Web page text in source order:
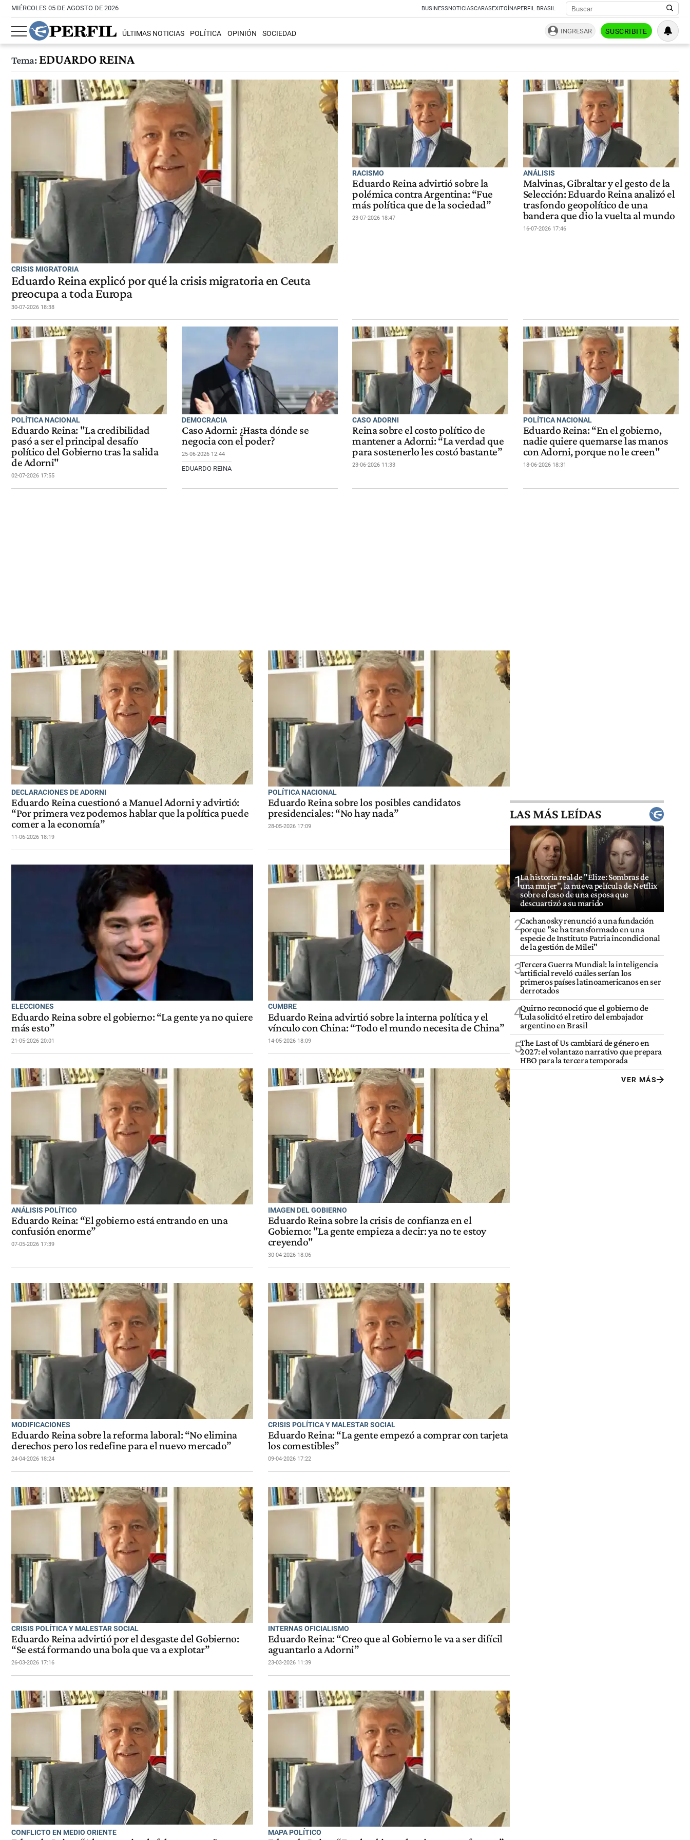
MIÉRCOLES 05 DE AGOSTO DE 2026 BUSINESSNOTICIASCARASEXITOÍNAPERFIL BRASIL
ÚLTIMAS NOTICIAS POLÍTICA OPINIÓN SOCIEDAD INGRESAR SUSCRIBITE
Tema:EDUARDO REINA
CRISIS MIGRATORIA
Eduardo Reina explicó por qué la crisis migratoria en Ceuta
preocupa a toda Europa
30-07-2026 18:38
RACISMO
Eduardo Reina advirtió sobre la
polémica contra Argentina: “Fue
más política que de la sociedad”
23-07-2026 18:47
ANÁLISIS
Malvinas, Gibraltar y el gesto de la
Selección: Eduardo Reina analizó el
trasfondo geopolítico de una
bandera que dio la vuelta al mundo
16-07-2026 17:46
POLÍTICA NACIONAL
Eduardo Reina: "La credibilidad
pasó a ser el principal desafío
político del Gobierno tras la salida
de Adorni"
02-07-2026 17:55
DEMOCRACIA
Caso Adorni: ¿Hasta dónde se
negocia con el poder?
25-06-2026 12:44
EDUARDO REINA
CASO ADORNI
Reina sobre el costo político de
mantener a Adorni: “La verdad que
para sostenerlo les costó bastante”
23-06-2026 11:33
POLÍTICA NACIONAL
Eduardo Reina: “En el gobierno,
nadie quiere quemarse las manos
con Adorni, porque no le creen"
18-06-2026 18:31
DECLARACIONES DE ADORNI
Eduardo Reina cuestionó a Manuel Adorni y advirtió:
“Por primera vez podemos hablar que la política puede
comer a la economía”
11-06-2026 18:19
POLÍTICA NACIONAL
Eduardo Reina sobre los posibles candidatos
presidenciales: “No hay nada”
28-05-2026 17:09
ELECCIONES
Eduardo Reina sobre el gobierno: “La gente ya no quiere
más esto”
21-05-2026 20:01
CUMBRE
Eduardo Reina advirtió sobre la interna política y el
vínculo con China: “Todo el mundo necesita de China”
14-05-2026 18:09
ANÁLISIS POLÍTICO
Eduardo Reina: “El gobierno está entrando en una
confusión enorme”
07-05-2026 17:39
IMAGEN DEL GOBIERNO
Eduardo Reina sobre la crisis de confianza en el
Gobierno: "La gente empieza a decir: ya no te estoy
creyendo"
30-04-2026 18:06
MODIFICACIONES
Eduardo Reina sobre la reforma laboral: “No elimina
derechos pero los redefine para el nuevo mercado”
24-04-2026 18:24
CRISIS POLÍTICA Y MALESTAR SOCIAL
Eduardo Reina: “La gente empezó a comprar con tarjeta
los comestibles”
09-04-2026 17:22
CRISIS POLÍTICA Y MALESTAR SOCIAL
Eduardo Reina advirtió por el desgaste del Gobierno:
“Se está formando una bola que va a explotar”
26-03-2026 17:16
INTERNAS OFICIALISMO
Eduardo Reina: “Creo que al Gobierno le va a ser difícil
aguantarlo a Adorni”
23-03-2026 11:39
CONFLICTO EN MEDIO ORIENTE MAPA POLÍTICO
LAS MÁS LEÍDAS
1La historia real de "Elize: Sombras de
una mujer", la nueva película de Netflix
sobre el caso de una esposa que
descuartizó a su marido
2Cachanosky renunció a una fundación
porque "se ha transformado en una
especie de Instituto Patria incondicional
de la gestión de Milei"
3Tercera Guerra Mundial: la inteligencia
artificial reveló cuáles serían los
primeros países latinoamericanos en ser
derrotados
4Quirno reconoció que el gobierno de
Lula solicitó el retiro del embajador
argentino en Brasil
5The Last of Us cambiará de género en
2027: el volantazo narrativo que prepara
HBO para la tercera temporada
VER MÁS